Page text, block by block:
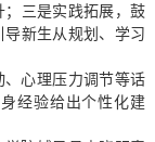
三是实践拓展，鼓
新生从规划、学习
心理压力调节等话
经验给出个性化建